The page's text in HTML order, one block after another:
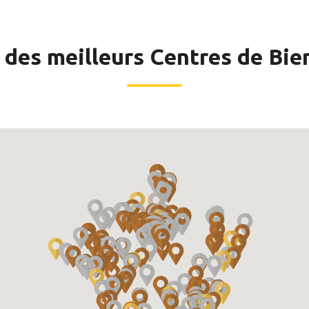
des meilleurs Centres de